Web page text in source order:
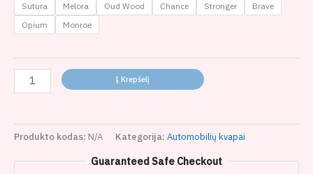
Sutura Melora Oud Wood Chance Stronger
Brave
Opium
Monroe
Į Krepšelį
Produkto kodas: N/A Kategorija: Automobilių kvapai
Guaranteed Safe Checkout